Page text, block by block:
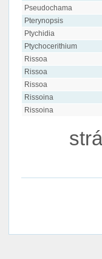
Pseudochama
Pterynopsis
Ptychidia
Ptychocerithium
Rissoa
Rissoa
Rissoa
Rissoina
Rissoina